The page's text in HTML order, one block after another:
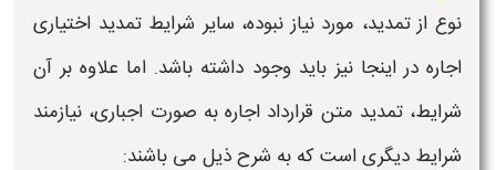
نوع ازتمدید، مورد نیاز نبوده، سایر شرایط تمدید اختیاری
اجارهدر اینجا نیز باید وجود داشته باشد. اما علاوه بر آن
شرایط،تمدید متن قرارداد اجاره به صورت اجباری، نیازمند
شرایط دیگری است که به شرح ذیل می باشند: